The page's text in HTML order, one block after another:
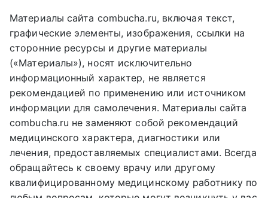
Материалы сайта combucha.ru, включая текст,
графические элементы, изображения, ссылки на
сторонние ресурсы и другие материалы
(«Материалы»), носят исключительно
информационный характер, не является
рекомендацией по применению или источником
информации для самолечения. Материалы сайта
combucha.ru не заменяют собой рекомендаций
медицинского характера, диагностики или
лечения, предоставляемых специалистами. Всегда
обращайтесь к своему врачу или другому
квалифицированному медицинскому работнику по